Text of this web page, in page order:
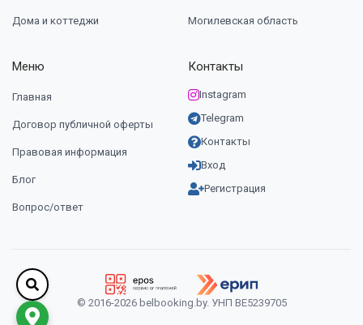
Дома и коттеджи Могилевская область
Меню
Главная
Договор публичной оферты
Правовая информация
Блог
Вопрос/ответ
Контакты
Instagram
Telegram
Контакты
Вход
Регистрация
© 2016-2026 belbooking.by. УНП ВЕ5239705